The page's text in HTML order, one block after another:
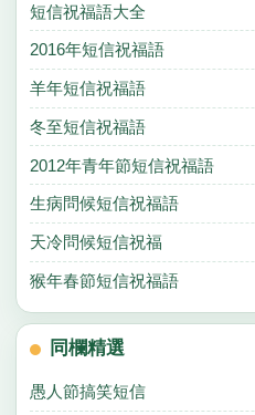
短信祝福語大全
2016年短信祝福語
羊年短信祝福語
冬至短信祝福語
2012年青年節短信祝福語
生病問候短信祝福語
天冷問候短信祝福
猴年春節短信祝福語
同欄精選
愚人節搞笑短信